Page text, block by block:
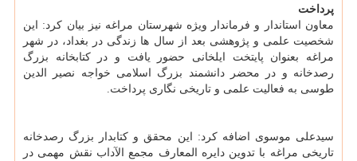
پرداخت
معاون استاندار و فرماندار ویژه شهرستان مراغه نیز بیان کرد: این
شخصیت علمی و پژوهشی بعد از سال ها زندگی در بغداد، در شهر
مراغه بعنوان پایتخت ایلخانی حضور یافت و در کتابخانه بزرگ
رصدخانه و در محضر دانشمند بزرگ اسلامی خواجه نصیر الدین
طوسی به فعالیت علمی و تاریخی نگاری پرداخت.
سیدعلی موسوی اضافه کرد: این محقق و کتابدار بزرگ رصدخانه
تاریخی مراغه با تدوین دایره المعارف مجمع الآداب نقش مهمی در